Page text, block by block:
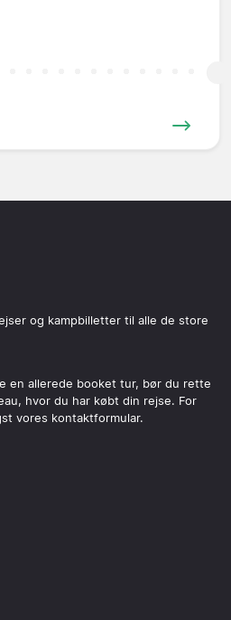
og kampbilletter til alle de store
en allerede booket tur, bør du rette
hvor du har købt din rejse. For
vores kontaktformular.